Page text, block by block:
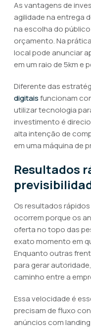
As vantagens de
agilidade na entrega
na escolha do
orçamento. Na
local pode anunciar
em um raio de 5km e
Diferente das
digitaisfuncionam
utilizar tecnologia
investimento é
alta intenção de
em uma máquina de
Resultados
Os resultados
ocorrem porque os
oferta no topo das
exato momento em
Enquanto outras
para gerar
caminho entre a
Essa velocidade é
precisam de fluxo
anúncios com